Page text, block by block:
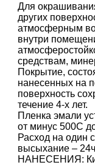
Для
других
атмосферным
внутри
средствам,
Покрытие,
нанесенных на
поверхность
течение 4-х лет.
Пленка эмали
от минус 500С
Расход на один
высыхание – 24ч
НАНЕСЕНИЯ: